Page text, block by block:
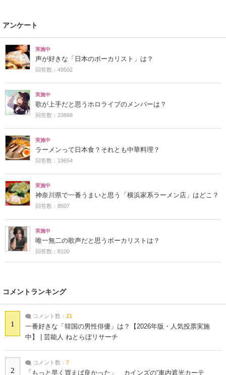
アンケート
実施中
声が好きな「日本のボーカリスト」は？
回答数：49502
実施中
歌が上手だと思うホロライブのメンバーは？
回答数：23868
実施中
ラーメンって日本食？それとも中華料理？
回答数：19654
実施中
神奈川県で一番うまいと思う「横浜家系ラーメン店」はどこ？
回答数：8507
実施中
唯一無二の歌声だと思うボーカリストは？
回答数：8100
コメントランキング
1
コメント数： 21
一番好きな「韓国の男性俳優」は？【2026年版・人気投票実施
中】 | 芸能人 ねとらぼリサーチ
2
コメント数： 7
「もっと早く買えば良かった」 カインズの“車内遮光カーテ